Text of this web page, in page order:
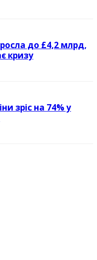
до £4,2 млрд,
кризу
зріс на 74% у